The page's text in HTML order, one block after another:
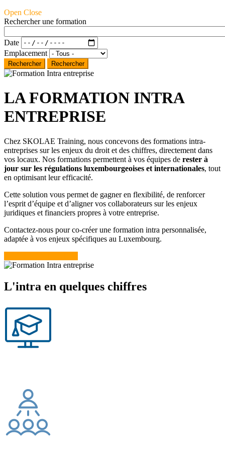
Open Close
Rechercher une formation
Date
Emplacement
Rechercher
LA FORMATION INTRA
ENTREPRISE
Chez SKOLAE Training, nous concevons des formations intra-
entreprises sur les enjeux du droit et des chiffres, directement dans
vos locaux. Nos formations permettent à vos équipes de rester à
jour sur les régulations luxembourgeoises et internationales, tout
en optimisant leur efficacité.
Cette solution vous permet de gagner en flexibilité, de renforcer
l’esprit d’équipe et d’aligner vos collaborateurs sur les enjeux
juridiques et financiers propres à votre entreprise.
Contactez-nous pour co-créer une formation intra personnalisée,
adaptée à vos enjeux spécifiques au Luxembourg.
L'intra en quelques chiffres